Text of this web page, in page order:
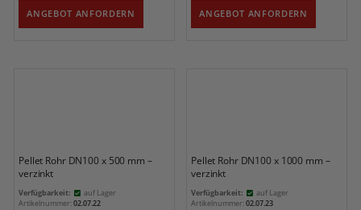
ANGEBOT ANFORDERN ANGEBOT ANFORDERN
Pellet Rohr DN100 x 500 mm –
verzinkt
Verfügbarkeit:
auf Lager
Artikelnummer:02.07.22
Pellet Rohr DN100 x 1000 mm –
verzinkt
Verfügbarkeit:
auf Lager
Artikelnummer:02.07.23